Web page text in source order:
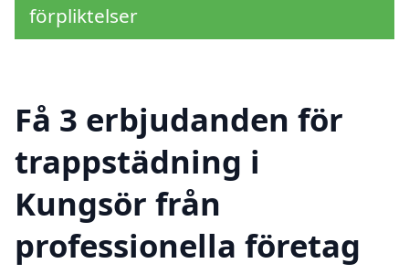
förpliktelser
Få 3 erbjudanden för
trappstädning i
Kungsör från
professionella företag